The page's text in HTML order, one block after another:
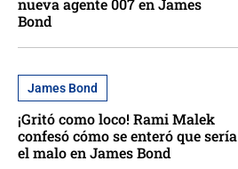
nueva agente 007 en James
Bond
James Bond
¡Gritó como loco! Rami Malek
confesó cómo se enteró que sería
el malo en James Bond